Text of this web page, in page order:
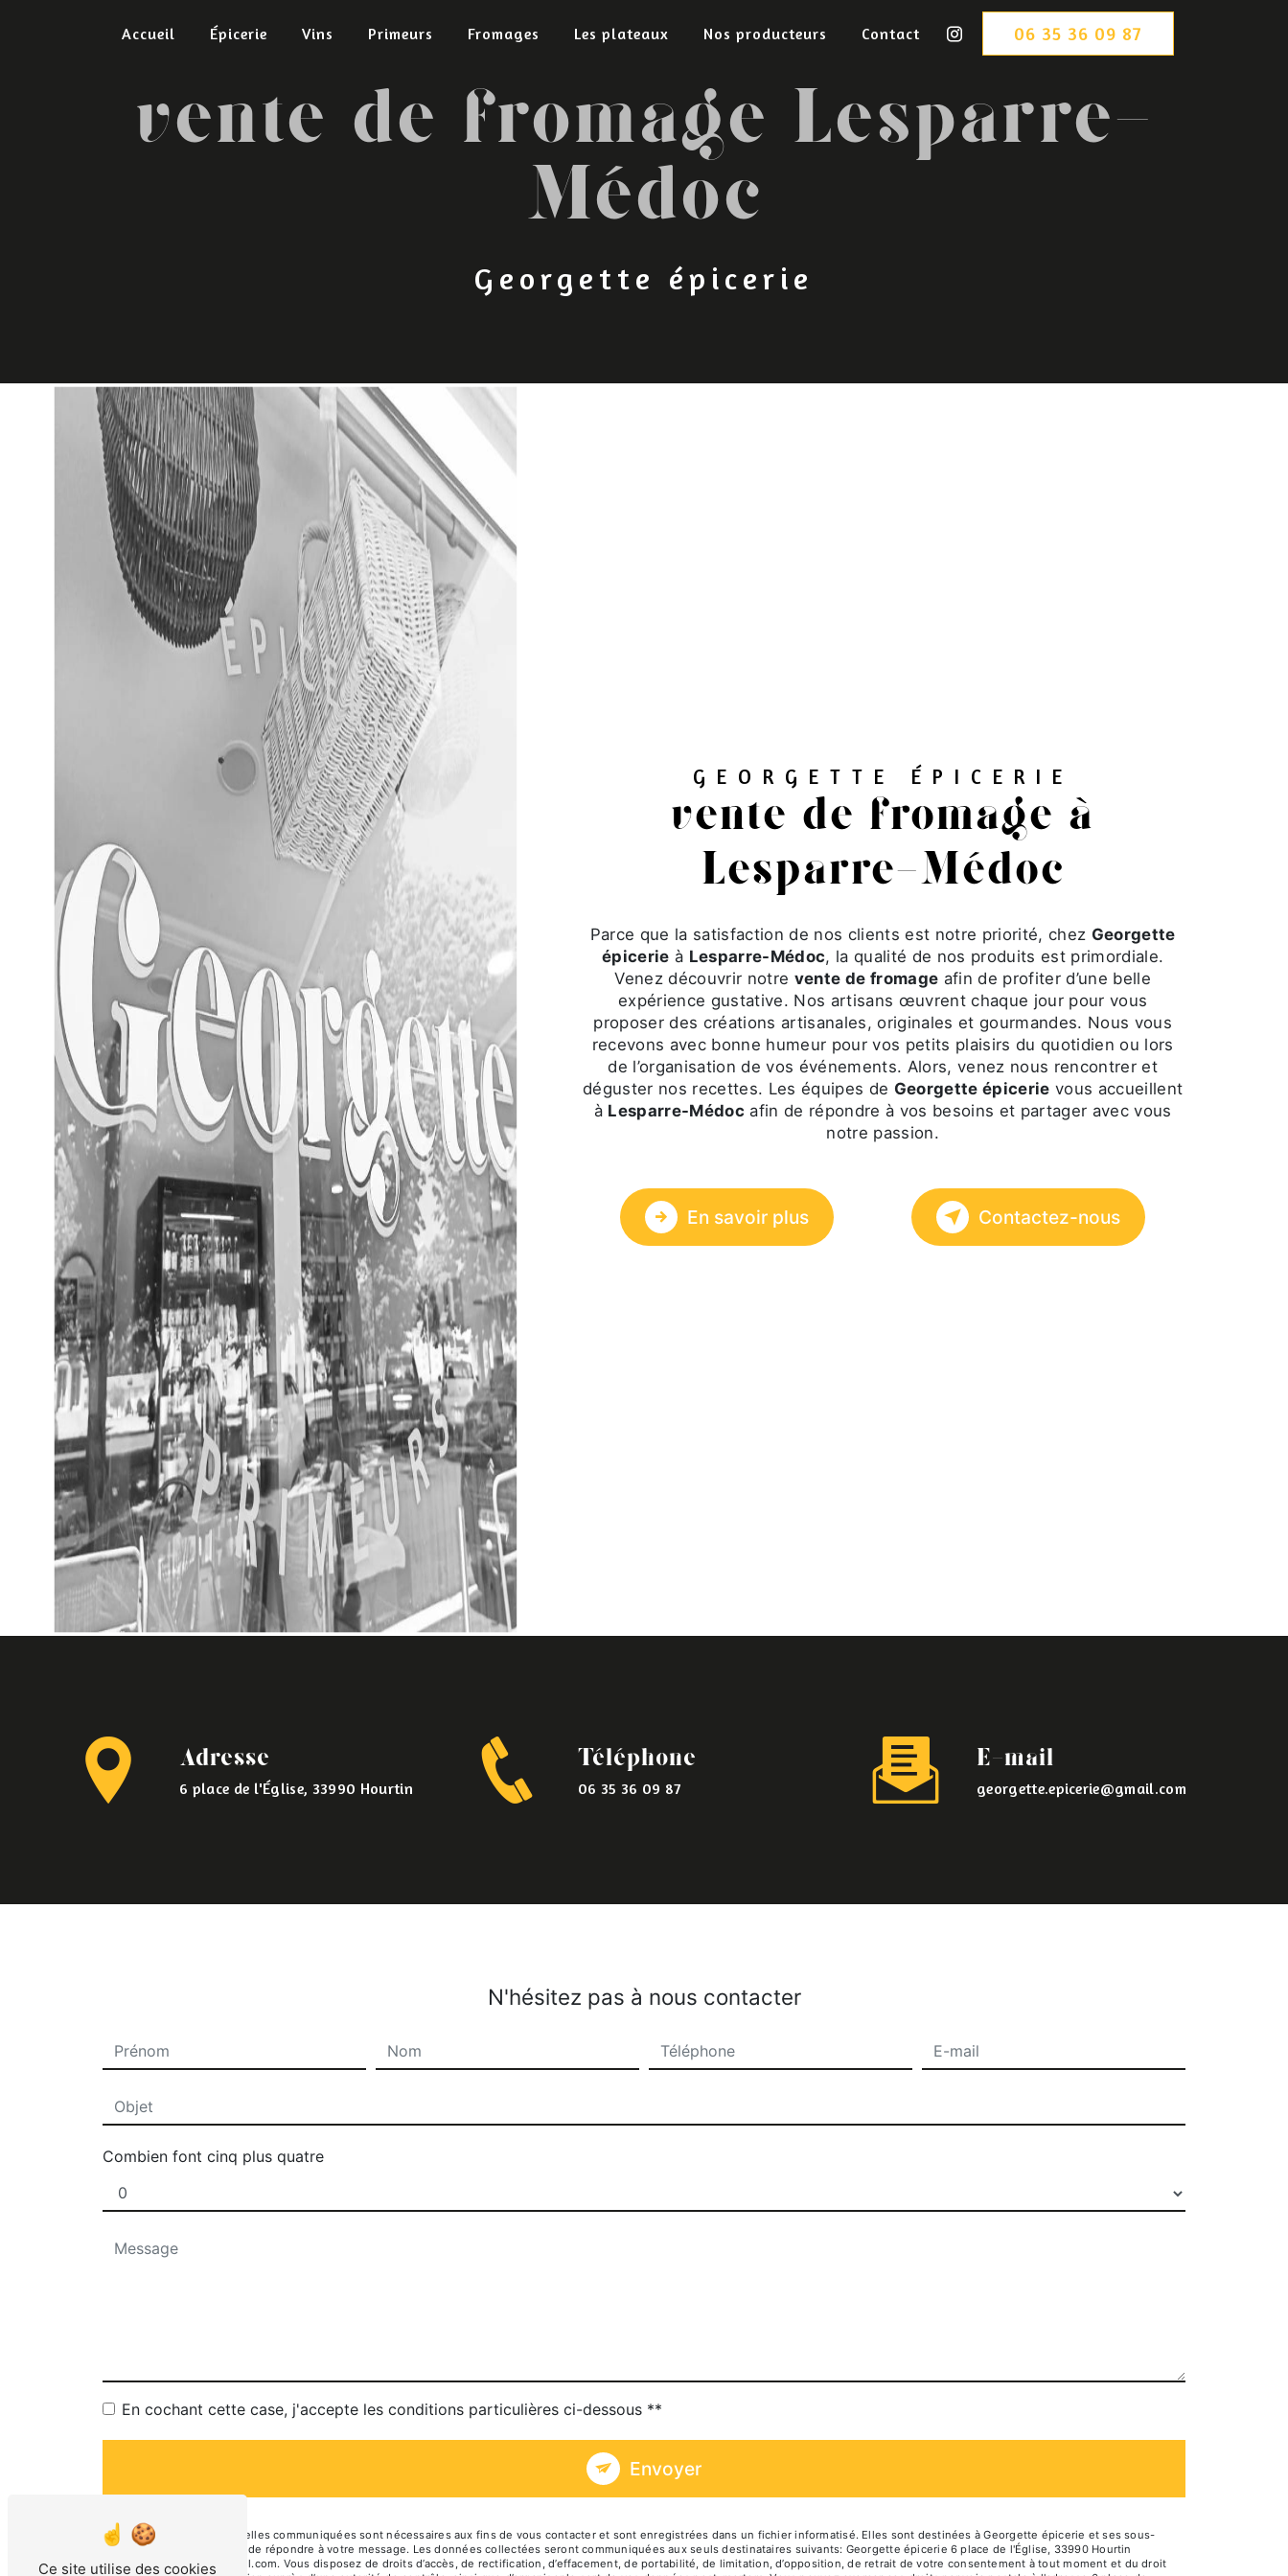
Accueil Épicerie Vins Primeurs Fromages Les plateaux Nos producteurs Contact 06 35 36 09 87
vente de fromage Lesparre-
Médoc
Georgette épicerie
GEORGETTE ÉPICERIE
vente de fromage à
Lesparre-Médoc
Parce que la satisfaction de nos clients est notre priorité, chez Georgette
épicerie à Lesparre-Médoc, la qualité de nos produits est primordiale.
Venez découvrir notre vente de fromage afin de profiter d’une belle
expérience gustative. Nos artisans œuvrent chaque jour pour vous
proposer des créations artisanales, originales et gourmandes. Nous vous
recevons avec bonne humeur pour vos petits plaisirs du quotidien ou lors
de l’organisation de vos événements. Alors, venez nous rencontrer et
déguster nos recettes. Les équipes de Georgette épicerie vous accueillent
à Lesparre-Médoc afin de répondre à vos besoins et partager avec vous
notre passion.
En savoir plus Contactez-nous
Adresse
6 place de l'Église, 33990 Hourtin
Téléphone
06 35 36 09 87
E-mail
georgette.epicerie@gmail.com
N'hésitez pas à nous contacter
Combien font cinq plus quatre
En cochant cette case, j'accepte les conditions particulières ci-dessous **
Envoyer
** Les données personnelles communiquées sont nécessaires aux fins de vous contacter et sont enregistrées dans un fichier informatisé. Elles sont destinées à Georgette épicerie et ses sous-
traitants dans le seul but de répondre à votre message. Les données collectées seront communiquées aux seuls destinataires suivants: Georgette épicerie 6 place de l'Église, 33990 Hourtin
georgette.epicerie@gmail.com. Vous disposez de droits d’accès, de rectification, d’effacement, de portabilité, de limitation, d’opposition, de retrait de votre consentement à tout moment et du droit
Ce site utilise des cookies